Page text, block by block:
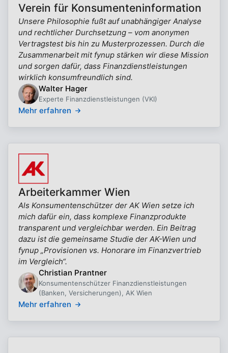
Verein für Konsumenteninformation
Unsere Philosophie fußt auf unabhängiger Analyse
und rechtlicher Durchsetzung – vom anonymen
Vertragstest bis hin zu Musterprozessen. Durch die
Zusammenarbeit mit fynup stärken wir diese Mission
und sorgen dafür, dass Finanzdienstleistungen
wirklich konsumfreundlich sind.
Walter Hager
Experte Finanzdienstleistungen (VKI)
Mehr erfahren
Arbeiterkammer Wien
Als Konsumentenschützer der AK Wien setze ich
mich dafür ein, dass komplexe Finanzprodukte
transparent und vergleichbar werden. Ein Beitrag
dazu ist die gemeinsame Studie der AK-Wien und
fynup „Provisionen vs. Honorare im Finanzvertrieb
im Vergleich“.
Christian Prantner
Konsumentenschützer Finanzdienstleistungen
(Banken, Versicherungen), AK Wien
Mehr erfahren